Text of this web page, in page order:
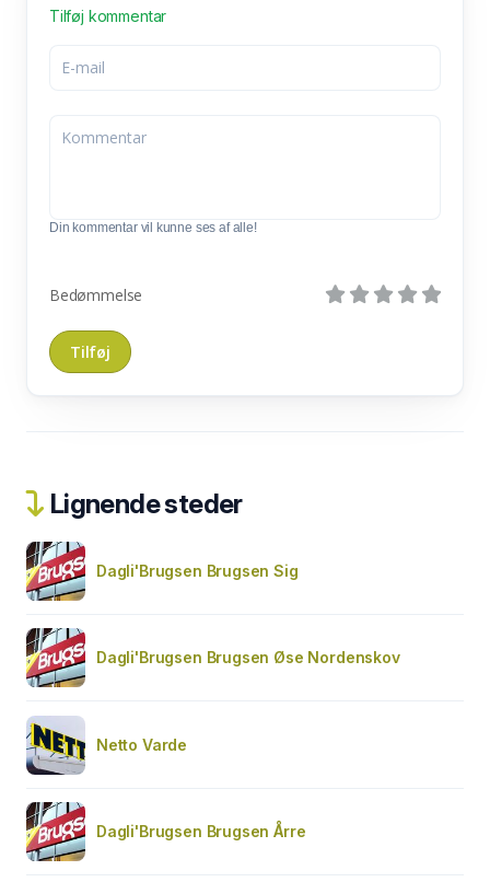
Tilføj kommentar
Din kommentar vil kunne ses af alle!
Bedømmelse
Lignende steder
Dagli'Brugsen Brugsen Sig
Dagli'Brugsen Brugsen Øse Nordenskov
Netto Varde
Dagli'Brugsen Brugsen Årre